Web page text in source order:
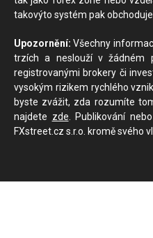
takovýto systém pak
Upozornění: Všechny
trzích a neslouží v žádném
registrovanými brokery či
vysokým rizikem rychlého
byste zvážit, zda rozumíte
najdete zde. Publikování
FXstreet.cz s.r.o. kromě svého